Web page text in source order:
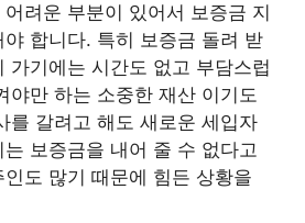
려운 부분이 있어서 보증금 지
합니다. 특히 보증금 돌려 받
가기에는 시간도 없고 부담스럽
야만 하는 소중한 재산 이기도
를 갈려고 해도 새로운 세입자
보증금을 내어 줄 수 없다고
도 많기 때문에 힘든 상황을